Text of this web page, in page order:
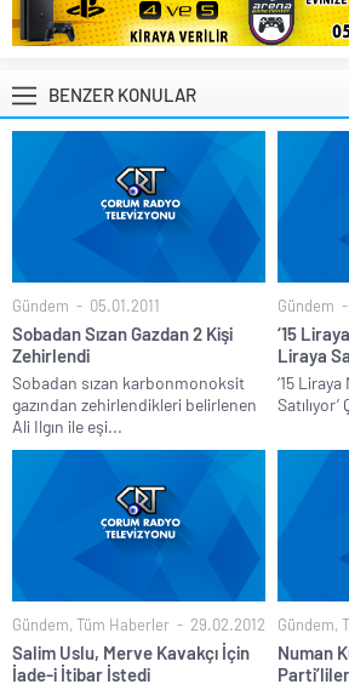
BENZER KONULAR
Gündem 05.01.2011
Sobadan Sızan Gazdan 2 Kişi
Zehirlendi
Sobadan sızan karbonmonoksit
gazından zehirlendikleri belirlenen
Ali Ilgın ile eşi...
Gündem
‘15
Liraya
‘15
Gündem, Tüm Haberler 29.02.2012
Salim Uslu, Merve Kavakçı İçin
İade-i İtibar İstedi
Gündem,
Numan